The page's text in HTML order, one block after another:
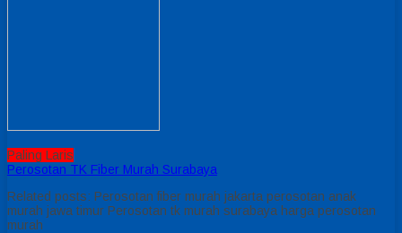
Paling Laris
Perosotan TK Fiber Murah Surabaya
Related posts: Perosotan fiber murah jakarta perosotan anak
murah jawa timur Perosotan tk murah surabaya harga perosotan
murah